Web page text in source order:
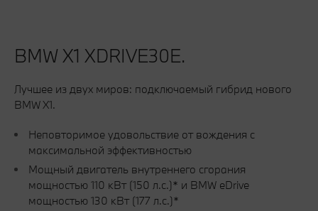
BMW Х1 XDRIVE30E.
Лучшее из двух миров: подключаемый гибрид нового
BMW X1.
Неповторимое удовольствие от вождения с
максимальной эффективностью
Мощный двигатель внутреннего сгорания
мощностью 110 кВт (150 л.с.)* и BMW eDrive
мощностью 130 кВт (177 л.с.)*